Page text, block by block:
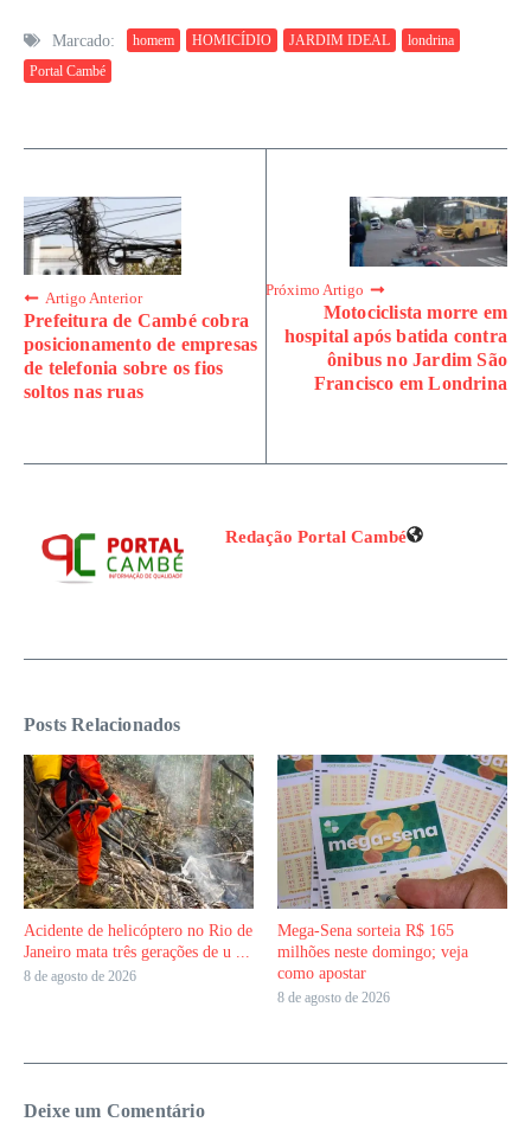
Marcado: homem HOMICÍDIO JARDIM IDEAL
londrina
Portal Cambé
Artigo Anterior
Prefeitura de Cambé cobra
posicionamento de empresas
de telefonia sobre os fios
soltos nas ruas
Próximo Artigo
Motociclista morre em
hospital após batida contra
ônibus no Jardim São
Francisco em Londrina
Redação Portal Cambé
Posts Relacionados
Acidente de helicóptero no Rio de
Janeiro mata três gerações de u ...
8 de agosto de 2026
Mega-Sena sorteia R$ 165
milhões neste domingo; veja
como apostar
8 de agosto de 2026
Deixe um Comentário